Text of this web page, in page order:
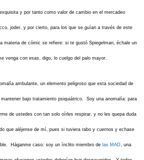
y por tanto como valor de cambio en el mercadeo
joder, y por cierto, para los que se guían a través de este
materia de cómic se refiere: si te gustó Spiegelman, échale un
venga con esas, digo, lo cuelgo del palo mayor.
ambulante, un elemento peligroso que esta sociedad de
mantener bajo tratamiento psiquiátrico. Soy una anomalía: para
de ustedes con tan solo oírles respirar, y no les quepa duda
que aléjense de mí, pues si tuviera rabo y cuernos y echase
Háganme caso: soy un ínclito miembro de las MAD , una